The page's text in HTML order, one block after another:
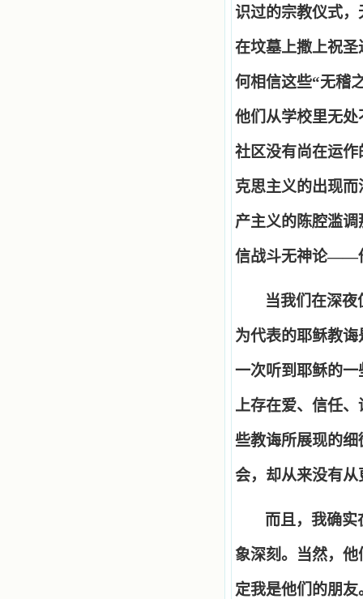
识过的宗教仪式
在坟墓上撒上祝
何相信这些“无稽
他们从学校里无
社区没有尚在运
克思主义的出现
产主义的陈腔滥
信战斗无神论——
当我们在深
为代表的耶稣教
一次听到耶稣的
上存在爱、信任
些教诲所展现的
会，却从来没有
而且，我确
象深刻。当然，
定我是他们的朋